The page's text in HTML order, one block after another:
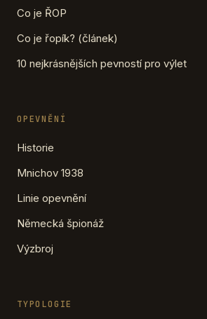
Co je ŘOP
Co je řopík? (článek)
10 nejkrásnějších pevností pro výlet
OPEVNĚNÍ
Historie
Mnichov 1938
Linie opevnění
Německá špionáž
Výzbroj
TYPOLOGIE